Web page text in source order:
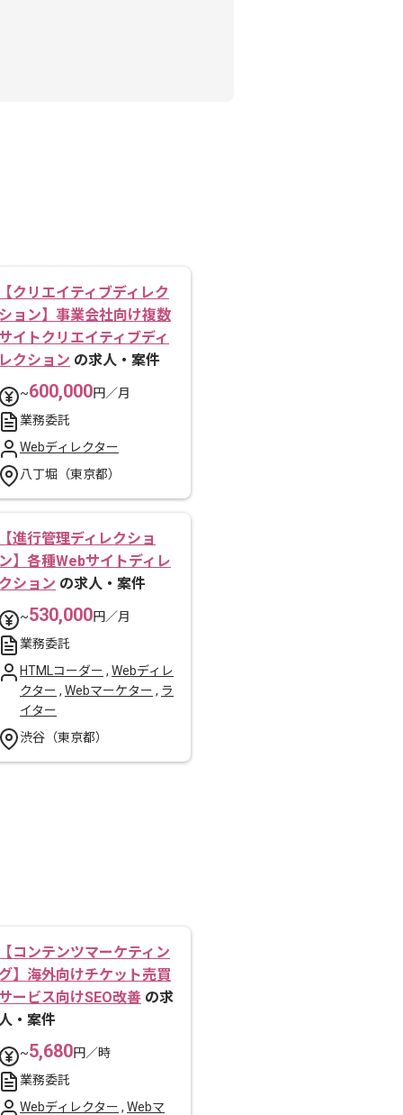
クリエイティブディレク
ョン】事業会社向け複数
イトクリエイティブディ
クション の求人・案件
~600,000円／月
業務委託
Webディレクター
八丁堀（東京都）
進行管理ディレクショ
】各種Webサイトディレ
ション の求人・案件
~530,000円／月
業務委託
HTMLコーダー , Webディレ
クター , Webマーケター , ラ
イター
渋谷（東京都）
コンテンツマーケティン
】海外向けチケット売買
ービス向けSEO改善 の求
・案件
~5,680円／時
業務委託
Webディレクター , Webマ